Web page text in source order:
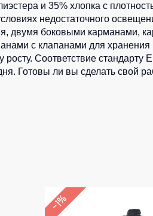
и 35% хлопка с
недостаточного
двумя боковыми карманами,
с клапанами для
Соответствие стандарту
Готовы ли вы сделать свой
–1%